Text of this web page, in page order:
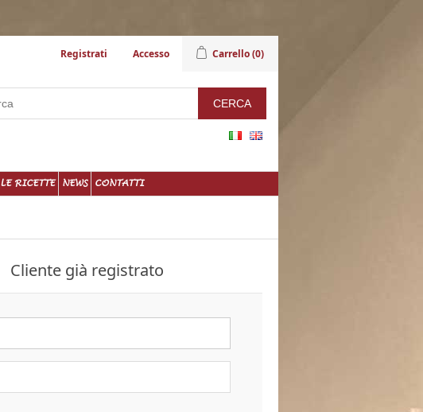
Registrati Accesso Carrello(0)
LE RICETTE NEWS CONTATTI
Cliente già registrato